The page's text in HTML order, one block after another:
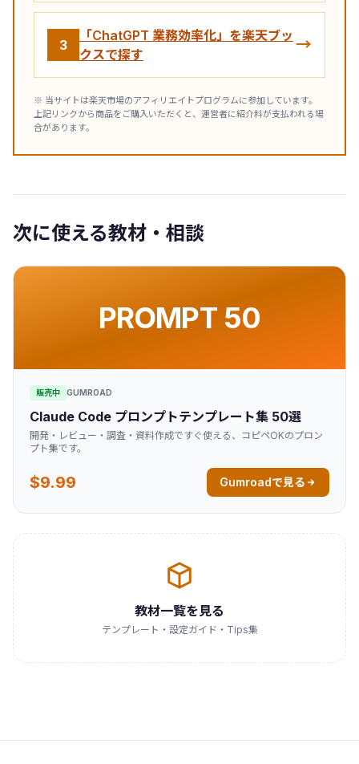
3
「ChatGPT 業務効率化」を楽天ブッ
クスで探す
→
※ 当サイトは楽天市場のアフィリエイトプログラムに参加しています。
上記リンクから商品をご購入いただくと、運営者に紹介料が支払われる場
合があります。
次に使える教材・相談
PROMPT 50
販売中 GUMROAD
Claude Code プロンプトテンプレート集 50選
開発・レビュー・調査・資料作成ですぐ使える、コピペOKのプロン
プト集です。
$9.99 Gumroadで見る
教材一覧を見る
テンプレート・設定ガイド・Tips集